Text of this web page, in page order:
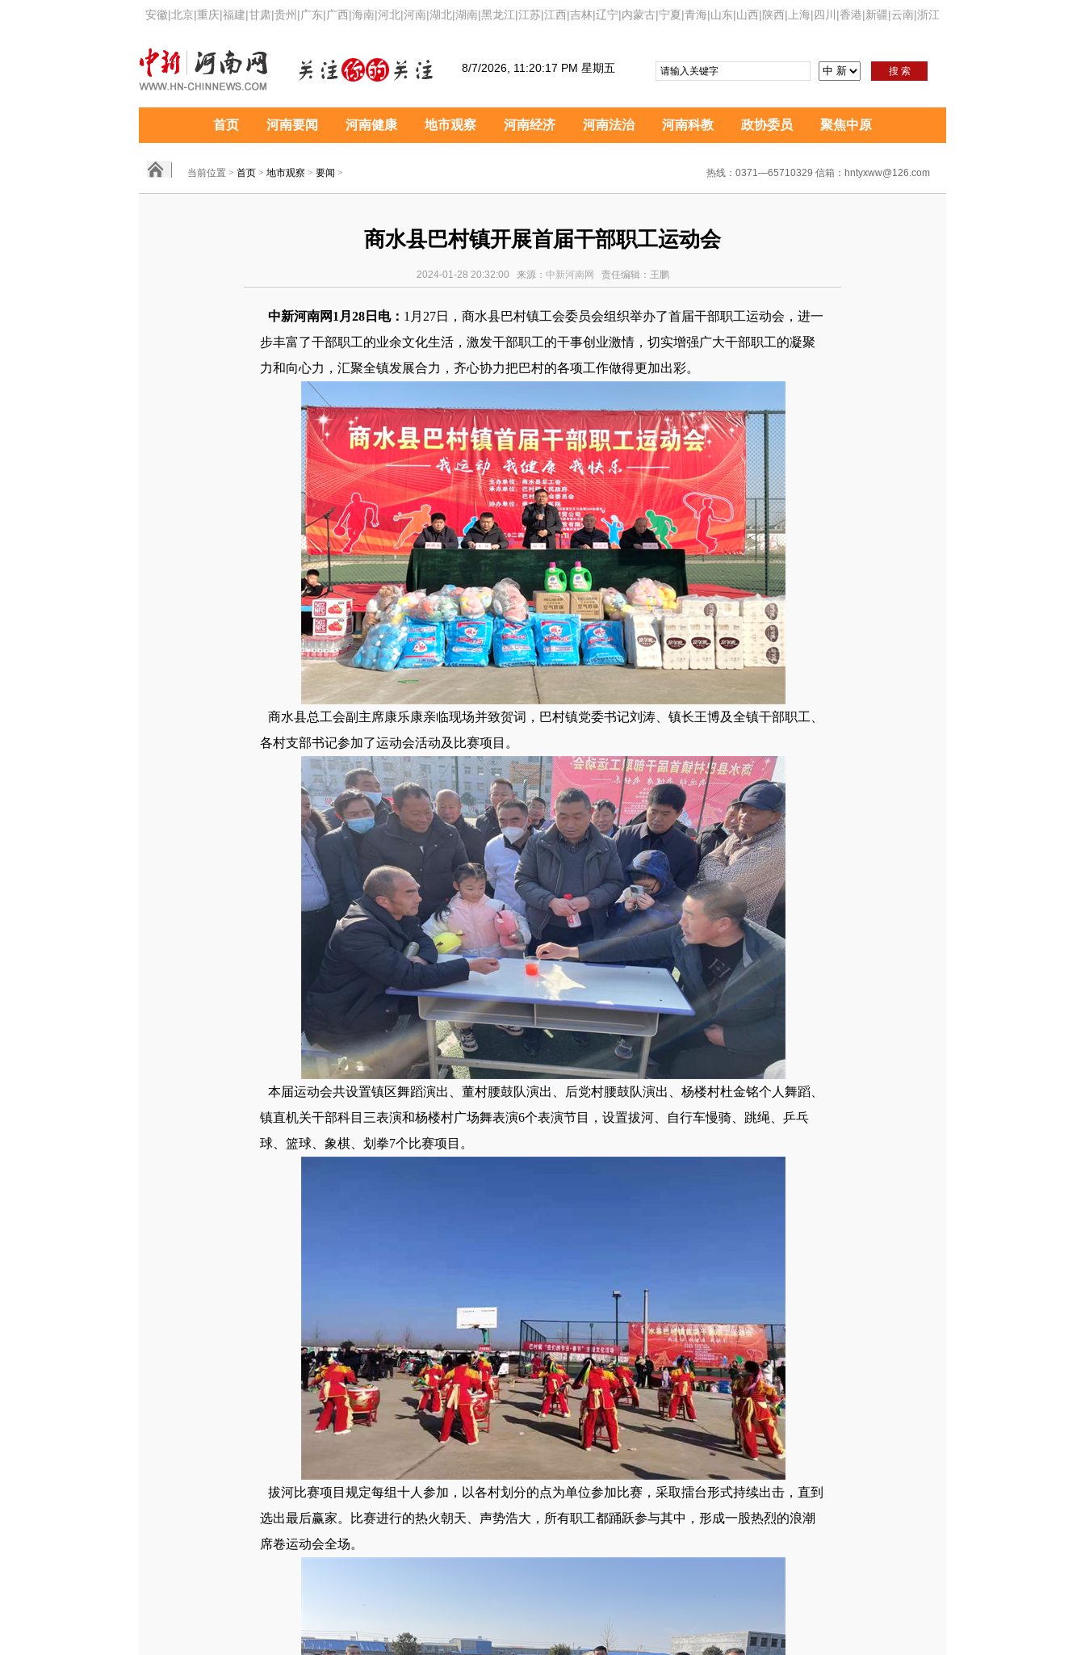
安徽|北京|重庆|福建|甘肃|贵州 |广东|广西|海南|河北|河南|湖北|湖南|黑龙江|江苏|江西|吉林|辽宁|内蒙古|宁夏|青海|山东|山西|陕西| 上海|四川 |香港|新疆|云南|浙江
8/7/2026, 11:20:19 PM 星期五 搜 索
首页 河南要闻 河南健康 地市观察 河南经济 河南法治 河南科教 政协委员 聚焦中原
当前位置 > 首页 > 地市观察 > 要闻 > 热线：0371—65710329 信箱：hntyxww@126.com
商水县巴村镇开展首届干部职工运动会
2024-01-28 20:32:00 来源： 中新河南网 责任编辑：王鹏
中新河南网1月28日电： 1月27日，商水县巴村镇工会委员会组织举办了首届干部职工运动会，进一
步丰富了干部职工的业余文化生活，激发干部职工的干事创业激情，切实增强广大干部职工的凝聚
力和向心力，汇聚全镇发展合力，齐心协力把巴村的各项工作做得更加出彩。
商水县总工会副主席康乐康亲临现场并致贺词，巴村镇党委书记刘涛、镇长王博及全镇干部职工、
各村支部书记参加了运动会活动及比赛项目。
本届运动会共设置镇区舞蹈演出、董村腰鼓队演出、后党村腰鼓队演出、杨楼村杜金铭个人舞蹈、
镇直机关干部科目三表演和杨楼村广场舞表演6个表演节目，设置拔河、自行车慢骑、跳绳、乒乓
球、篮球、象棋、划拳7个比赛项目。
拔河比赛项目规定每组十人参加，以各村划分的点为单位参加比赛，采取擂台形式持续出击，直到
选出最后赢家。比赛进行的热火朝天、声势浩大，所有职工都踊跃参与其中，形成一股热烈的浪潮
席卷运动会全场。